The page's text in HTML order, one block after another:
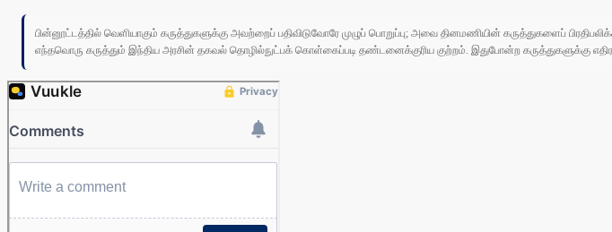
பின்னூட்டத்தில் வெளியாகும் கருத்துகளுக்கு அவற்றைப் பதிவிடுவோரே முழுப் பொறுப்பு; அவை தினமணியின் கருத்துகளைப்
எந்தவொரு கருத்தும் இந்திய அரசின் தகவல் தொழில்நுட்பக் கொள்கைப்படி தண்டனைக்குரிய குற்றம். இதுபோன்ற கருத்துகளுக்கு